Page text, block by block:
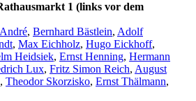
1 (links vor dem
, Bernhard Bästlein, Adolf
, Max Eichholz, Hugo Eickhoff,
Heidsiek, Ernst Henning, Hermann
Lux, Fritz Simon Reich, August
, Theodor Skorzisko, Ernst Thälmann,